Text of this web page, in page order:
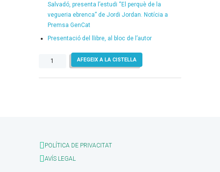
Salvadó, presenta l’estudi “El perquè de la
vegueria ebrenca” de Jordi Jordan. Notícia a
Premsa GenCat
Presentació del llibre, al bloc de l’autor
quantitat
El
AFEGEIX A LA CISTELLA
POLÍTICA DE PRIVACITAT
AVÍS LEGAL